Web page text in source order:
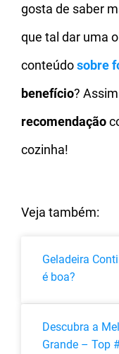
gosta de saber
que tal dar uma
conteúdosobre
benefício?
recomendação
cozinha!
Veja também:
Geladeira
é boa?
Descubra a
Grande – Top